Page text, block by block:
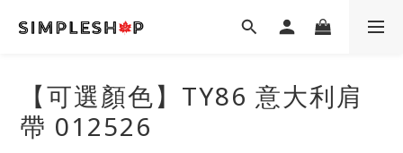
【可選顏色】TY86 意大利肩
帶 012526